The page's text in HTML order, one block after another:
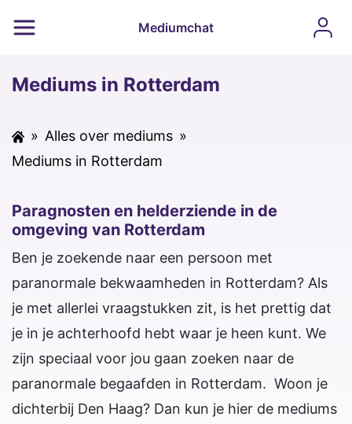
Mediumchat
Mediums in Rotterdam
» Alles over mediums »
Mediums in Rotterdam
Paragnosten en helderziende in de
omgeving van Rotterdam
Ben je zoekende naar een persoon met
paranormale bekwaamheden in Rotterdam? Als
je met allerlei vraagstukken zit, is het prettig dat
je in je achterhoofd hebt waar je heen kunt. We
zijn speciaal voor jou gaan zoeken naar de
paranormale begaafden in Rotterdam. Woon je
dichterbij Den Haag? Dan kun je hier de mediums